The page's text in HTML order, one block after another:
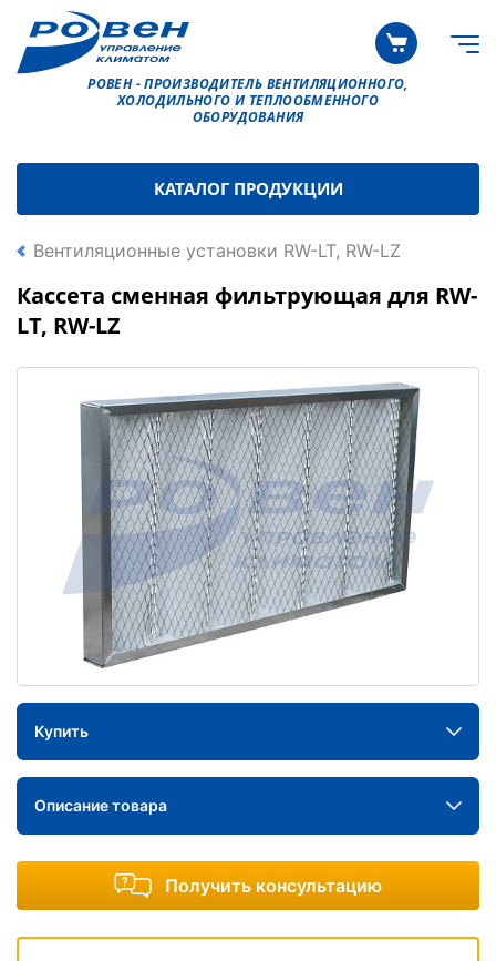
РОВЕН - ПРОИЗВОДИТЕЛЬ ВЕНТИЛЯЦИОННОГО,
ХОЛОДИЛЬНОГО И ТЕПЛООБМЕННОГО
ОБОРУДОВАНИЯ
КАТАЛОГ ПРОДУКЦИИ
Вентиляционные установки RW-LT, RW-LZ
Кассета сменная фильтрующая для RW-
LT, RW-LZ
Купить
Описание товара
Получить консультацию